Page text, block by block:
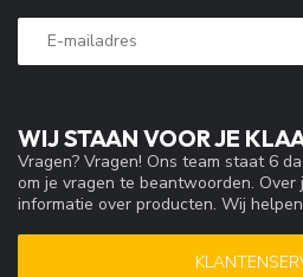
WIJ STAAN VOOR JE
Vragen? Vragen! Ons team staat 6
om je vragen te beantwoorden.
informatie over producten. Wij